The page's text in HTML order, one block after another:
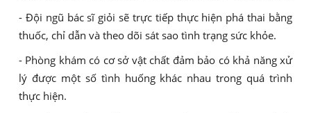
- Đội ngũ bác sĩ giỏi sẽ trực tiếp thực hiện phá thai bằng
thuốc, chỉ dẫn và theo dõi sát sao tình trạng sức khỏe.
- Phòng khám có cơ sở vật chất đảm bảo có khả năng xử
lý được một số tình huống khác nhau trong quá trình
thực hiện.